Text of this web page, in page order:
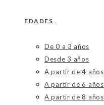
EDADES
De 0 a 3 años
Desde 3 años
A partir de 4 años
A partir de 6 años
A partir de 8 años